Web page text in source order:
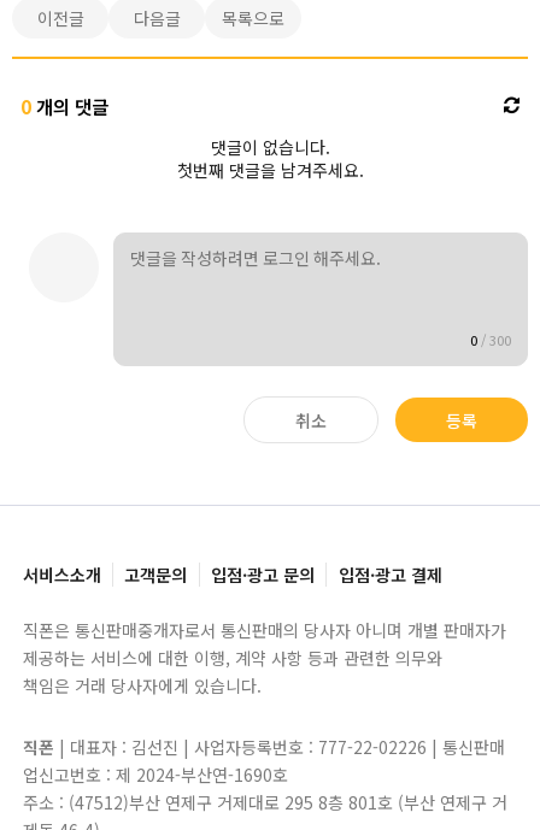
이전글 다음글 목록으로
0개의 댓글
댓글이 없습니다.
첫번째 댓글을 남겨주세요.
0 /300
취소 등록
서비스소개 고객문의 입점·광고 문의 입점·광고 결제
직폰은 통신판매중개자로서 통신판매의 당사자 아니며 개별 판매자가
제공하는 서비스에 대한 이행, 계약 사항 등과 관련한 의무와
책임은 거래 당사자에게 있습니다.
직폰 | 대표자 : 김선진 | 사업자등록번호 : 777-22-02226 | 통신판매
업신고번호 : 제 2024-부산연-1690호
주소 : (47512)부산 연제구 거제대로 295 8층 801호 (부산 연제구 거